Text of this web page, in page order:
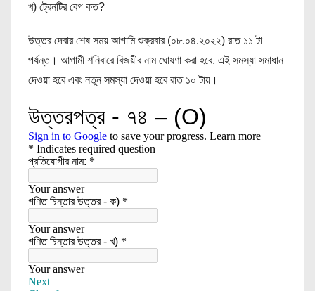
খ) ট্রেনটির বেগ কত?
উত্তর দেবার শেষ সময় আগামি শুক্রবার (০৮.০৪.২০২২) রাত ১১ টা
পর্যন্ত। আগামী শনিবারে বিজয়ীর নাম ঘোষণা করা হবে, এই সমস্যা সমাধান
দেওয়া হবে এবং নতুন সমস্যা দেওয়া হবে রাত ১০ টায়।